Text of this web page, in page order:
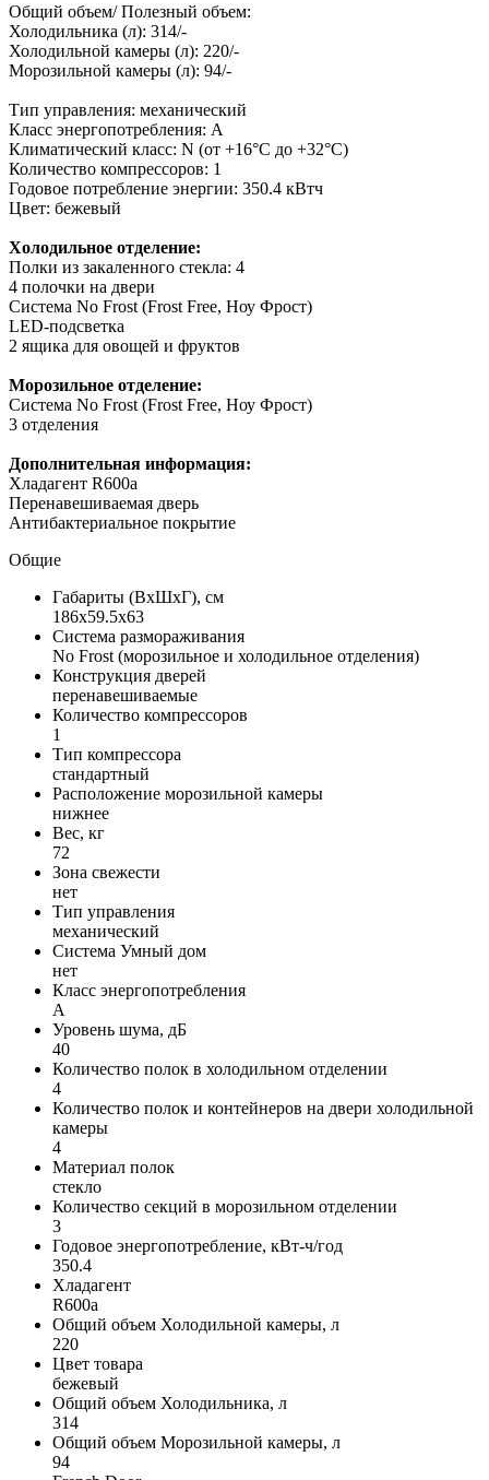
Общий объем/ Полезный объем:
Холодильника (л): 314/-
Холодильной камеры (л): 220/-
Морозильной камеры (л): 94/-
Тип управления: механический
Класс энергопотребления: A
Климатический класс: N (от +16°С до +32°С)
Количество компрессоров: 1
Годовое потребление энергии: 350.4 кВтч
Цвет: бежевый
Холодильное отделение:
Полки из закаленного стекла: 4
4 полочки на двери
Система No Frost (Frost Free, Ноу Фрост)
LED-подсветка
2 ящика для овощей и фруктов
Морозильное отделение:
Система No Frost (Frost Free, Ноу Фрост)
3 отделения
Дополнительная информация:
Хладагент R600a
Перенавешиваемая дверь
Антибактериальное покрытие
Общие
Габариты (ВxШxГ), см
186x59.5x63
Система размораживания
No Frost (морозильное и холодильное отделения)
Конструкция дверей
перенавешиваемые
Количество компрессоров
1
Тип компрессора
стандартный
Расположение морозильной камеры
нижнее
Вес, кг
72
Зона свежести
нет
Тип управления
механический
Система Умный дом
нет
Класс энергопотребления
A
Уровень шума, дБ
40
Количество полок в холодильном отделении
4
Количество полок и контейнеров на двери холодильной
камеры
4
Материал полок
стекло
Количество секций в морозильном отделении
3
Годовое энергопотребление, кВт-ч/год
350.4
Хладагент
R600a
Общий объем Холодильной камеры, л
220
Цвет товара
бежевый
Общий объем Холодильника, л
314
Общий объем Морозильной камеры, л
94